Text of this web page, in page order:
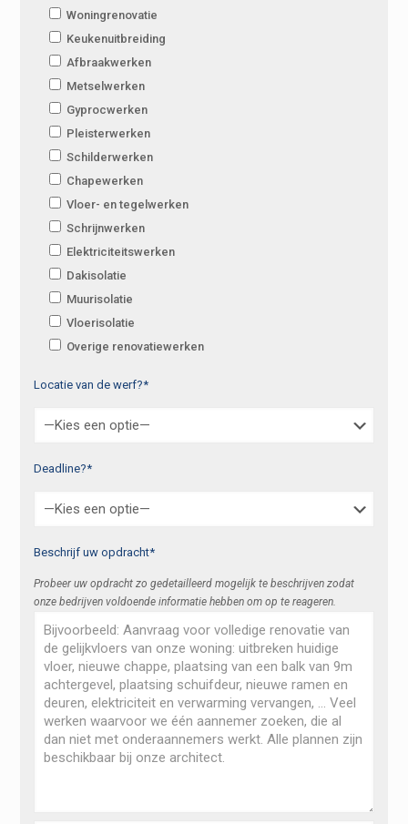
Woningrenovatie
Keukenuitbreiding
Afbraakwerken
Metselwerken
Gyprocwerken
Pleisterwerken
Schilderwerken
Chapewerken
Vloer- en tegelwerken
Schrijnwerken
Elektriciteitswerken
Dakisolatie
Muurisolatie
Vloerisolatie
Overige renovatiewerken
Locatie van de werf?*
Deadline?*
Beschrijf uw opdracht*
Probeer uw opdracht zo gedetailleerd mogelijk te beschrijven zodat
onze bedrijven voldoende informatie hebben om op te reageren.